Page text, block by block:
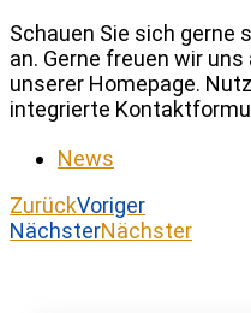
Schauen Sie sich gerne
an. Gerne freuen wir
unserer Homepage.
integrierte
News
ZurückVoriger
NächsterNächster